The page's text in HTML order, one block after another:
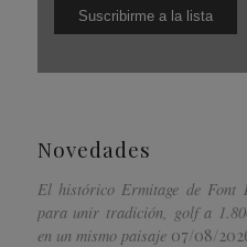
Novedades
El histórico Ermitage de Font
para unir tradición, golf a
en un mismo paisaje 07/08/